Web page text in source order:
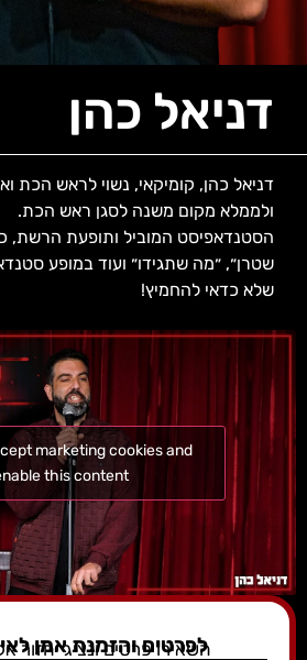
דניאל כהן
דניאל כהן, קומיקאי, נשוי לראש הכת
ולממלא מקום משנה לסגן ראש הכת.
הסטנדאפיסט המוביל ותופעת הרשת,
שטרן״, ״מה שתגידו״ ועוד במופע
שלא כדאי להחמיץ!
marketing cookies and
this content
לפרטים והזמנת אמן
השאירו פרטים ונציג יחזור